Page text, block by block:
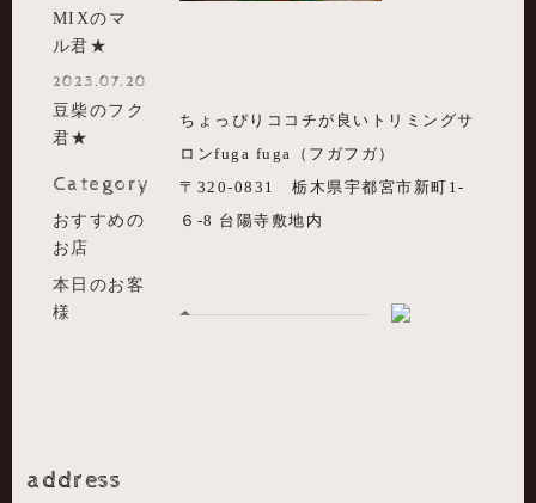
ちょっぴりココチが良いトリミングサ
ロンfuga fuga（フガフガ）
〒320-0831 栃木県宇都宮市新町1-
６-8 台陽寺敷地内
MIXのマ
ル君★
2023.07.20
豆柴のフク
君★
Category
おすすめの
お店
本日のお客
様
address